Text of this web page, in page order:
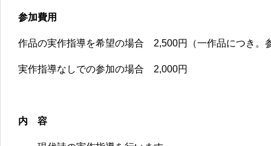
参加費用
作品の実作指導を希望の場合 2,500円（一作品につき。
実作指導なしでの参加の場合 2,000円
内 容